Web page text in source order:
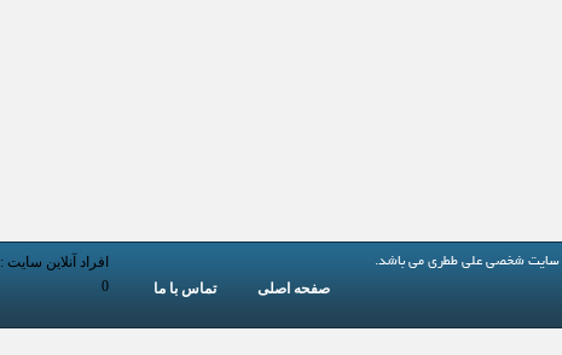
سایت شخصی علی ططری می باشد.
صفحه اصلی تماس با ما
افراد آنلاین سایت :
0